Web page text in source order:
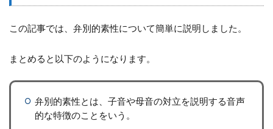
この記事では、弁別的素性について簡単に説明しました。
まとめると以下のようになります。
弁別的素性とは、子音や母音の対立を説明する音声
的な特徴のことをいう。